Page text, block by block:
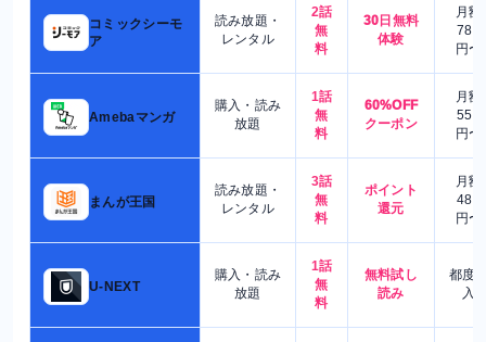
コミックシーモ
ア
読み放題・
レンタル
2話
無
料
30日無料
体験
月額
780
円〜
Amebaマンガ
購入・読み
放題
1話
無
料
60%OFF
クーポン
月額
550
円〜
まんが王国
読み放題・
レンタル
3話
無
料
ポイント
還元
月額
480
円〜
U-NEXT
購入・読み
放題
1話
無
料
無料試し
読み
都度
入